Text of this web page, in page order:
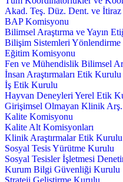
Akad. Teş. Düz. Dent. ve
BAP Komisyonu
Bilimsel Araştırma ve Yayın
Bilişim Sistemleri
Eğitim Komisyonu
Fen ve Mühendislik Bilimsel
İnsan Araştırmaları Etik Kurulu
İş Etik Kurulu
Hayvan Deneyleri Yerel Etik
Girişimsel Olmayan Klinik
Kalite Komisyonu
Kalite Alt Komisyonları
Klinik Araştırmalar Etik Kurulu
Sosyal Tesis Yürütme Kurulu
Sosyal Tesisler İşletmesi
Kurum Bilgi Güvenliği Kurulu